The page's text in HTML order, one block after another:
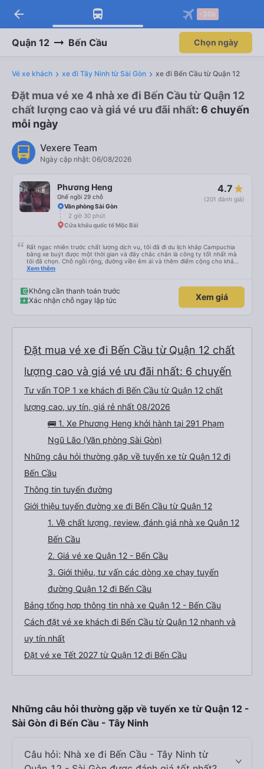
Tải app Vexere ngay!
Nhận ưu đãi thành viên độc
Mở app
Tải app Vexere
-30k/ghế khi đặt vé máy bay qua
Mở app
arrow_back -30k
Quận 12 Bến Cầu Chọn ngày
Vé xe khách xe đi Tây Ninh từ Sài Gòn xe đi Bến Cầu từ Quận 12
Đặt mua vé xe 4 nhà xe đi Bến Cầu từ Quận 12
chất lượng cao và giá vé ưu đãi nhất: 6 chuyến
mỗi ngày
Vexere Team
Ngày cập nhật: 06/08/2026
Phương Heng
Ghế ngồi 29 chỗ
4.7
(201 đánh giá)
Văn phòng Sài Gòn
2 giờ 30 phút
Cửa khẩu quốc tế Mộc Bài
Rất ngạc nhiên trước chất lượng dịch vụ, tôi đã đi du lịch khắp Campuchia
bằng xe buýt được một thời gian và đây chắc chắn là công ty tốt nhất mà
tôi đã chọn. Chỗ ngồi rộng, đường viền êm ái và thêm điểm cộng cho khả
năng nằm. (Bạn có thể không hiểu mọi chuyện xảy ra ở biên giới, với hộ
Xem thêm
Không cần thanh toán trước
Xác nhận chỗ ngay lập tức
Xem giá
Đặt mua vé xe đi Bến Cầu từ Quận 12 chất
lượng cao và giá vé ưu đãi nhất: 6 chuyến
Tư vấn TOP 1 xe khách đi Bến Cầu từ Quận 12 chất
lượng cao, uy tín, giá rẻ nhất 08/2026
🚌 1. Xe Phương Heng khởi hành tại 291 Phạm
Ngũ Lão (Văn phòng Sài Gòn)
Những câu hỏi thường gặp về tuyến xe từ Quận 12 đi
Bến Cầu
Thông tin tuyến đường
Giới thiệu tuyến đường xe đi Bến Cầu từ Quận 12
1. Về chất lượng, review, đánh giá nhà xe Quận 12
Bến Cầu
2. Giá vé xe Quận 12 - Bến Cầu
3. Giới thiệu, tư vấn các dòng xe chạy tuyến
đường Quận 12 đi Bến Cầu
Bảng tổng hợp thông tin nhà xe Quận 12 - Bến Cầu
Cách đặt vé xe khách đi Bến Cầu từ Quận 12 nhanh và
uy tín nhất
Đặt vé xe Tết 2027 từ Quận 12 đi Bến Cầu
Những câu hỏi thường gặp về tuyến xe từ Quận 12 -
Sài Gòn đi Bến Cầu - Tây Ninh
Câu hỏi: Nhà xe đi Bến Cầu - Tây Ninh từ